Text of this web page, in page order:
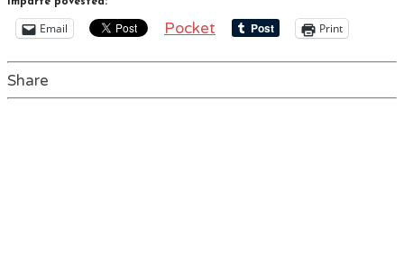
Email Pocket Print
Share